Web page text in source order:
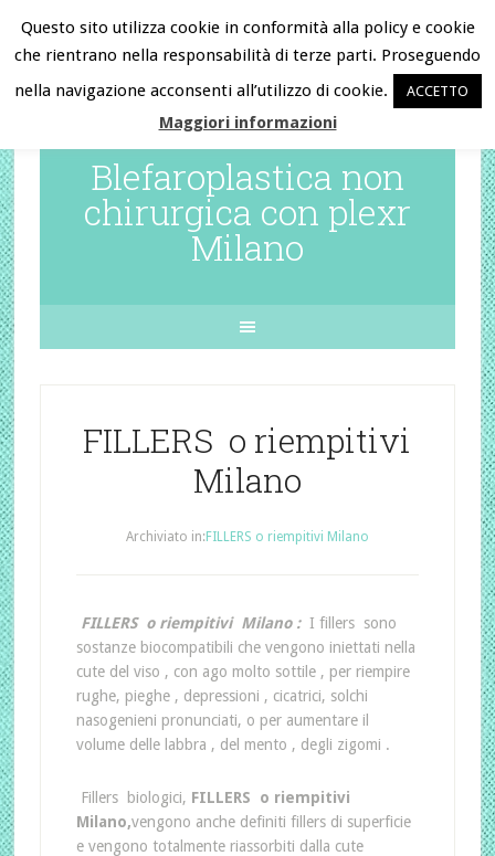
Chiama ora e prenota la tua visita
al345.6296226
Blefaroplastica non
chirurgica con plexr
Milano
FILLERS o riempitivi
Milano
Archiviato in: FILLERS o riempitivi Milano
FILLERS o riempitivi Milano : I fillers sono
sostanze biocompatibili che vengono iniettati nella
cute del viso , con ago molto sottile , per riempire
rughe, pieghe , depressioni , cicatrici, solchi
nasogenieni pronunciati, o per aumentare il
volume delle labbra , del mento , degli zigomi .
Fillers biologici, FILLERS o riempitivi
Milano,vengono anche definiti fillers di superficie
e vengono totalmente riassorbiti dalla cute
Questo sito utilizza cookie in conformità alla policy e cookie
che rientrano nella responsabilità di terze parti. Proseguendo
nella navigazione acconsenti all’utilizzo di cookie.
ACCETTO
Maggiori informazioni